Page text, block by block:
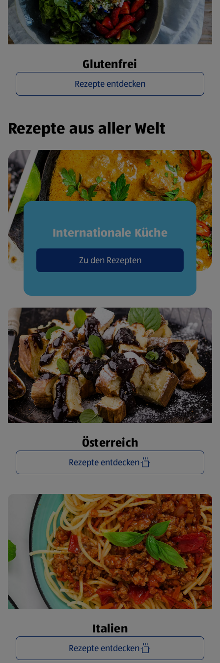
Glutenfrei
Rezepte entdecken
Rezepte aus aller Welt
Internationale Küche
Zu den Rezepten
Österreich
Rezepte entdecken
Italien
Rezepte entdecken